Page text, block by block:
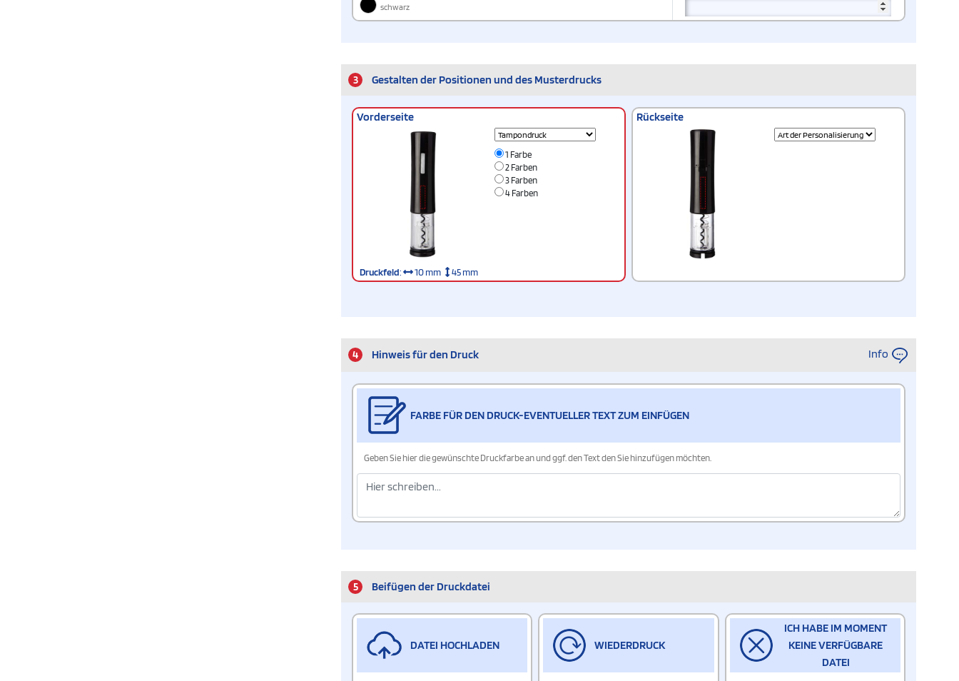
schwarz
3 Gestalten der Positionen und des Musterdrucks
Vorderseite
1 Farbe
2 Farben
3 Farben
4 Farben
Druckfeld: 10 mm 45 mm
Rückseite
4 Hinweis für den Druck Info
FARBE FÜR DEN DRUCK-EVENTUELLER TEXT ZUM EINFÜGEN
Geben Sie hier die gewünschte Druckfarbe an und ggf. den Text den Sie hinzufügen möchten.
5 Beifügen der Druckdatei
DATEI HOCHLADEN WIEDERDRUCK
ICH HABE IM MOMENT
KEINE VERFÜGBARE
DATEI